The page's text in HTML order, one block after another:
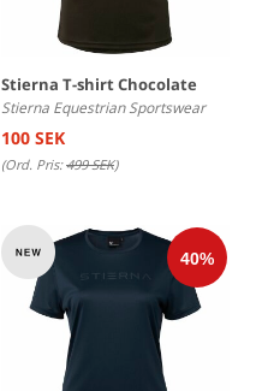
Stierna T-shirt Chocolate
Stierna Equestrian Sportswear
100 SEK
(Ord. Pris:499 SEK)